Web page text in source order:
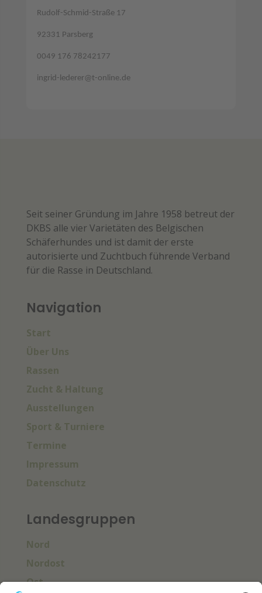
Rudolf-Schmid-Straße 17
92331 Parsberg
0049 176 78242177
ingrid-lederer@t-online.de
Seit seiner Gründung im Jahre 1958 betreut der
DKBS alle vier Varietäten des Belgischen
Schäferhundes und ist damit der erste
autorisierte und Zuchtbuch führende Verband
für die Rasse in Deutschland.
Navigation
Start
Über Uns
Rassen
Zucht & Haltung
Ausstellungen
Sport & Turniere
Termine
Impressum
Datenschutz
Landesgruppen
Nord
Nordost
Ost